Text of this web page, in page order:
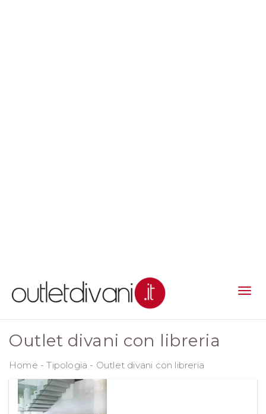
Outlet divani con libreria
Home -Tipologia - Outlet divani con libreria